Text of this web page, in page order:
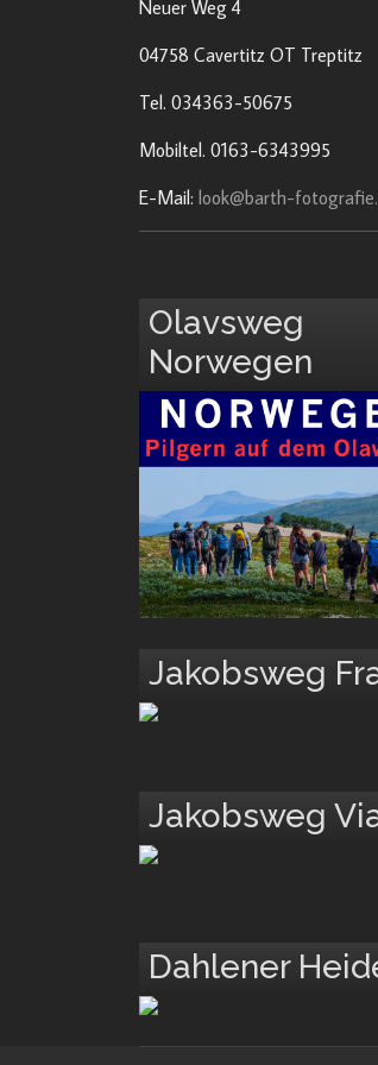
Neuer Weg 4
04758 Cavertitz OT Treptitz
Tel. 034363-50675
Mobiltel. 0163-6343995
E-Mail: look@barth-
Olavsweg
Norwegen
Jakobsweg
Jakobsweg
Dahlener